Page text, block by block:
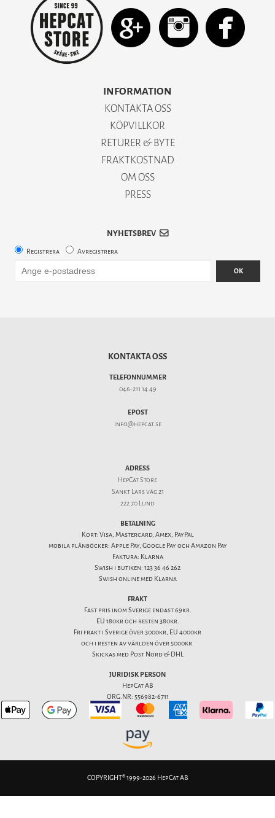
INFORMATION
KONTAKTA OSS
KÖPVILLKOR
RETURER & BYTE
FRAKTKOSTNAD
OM OSS
PRESS
NYHETSBREV
Registrera Avregistrera
OK
KONTAKTA OSS
TELEFONNUMMER
046-211 14 49
EPOST
info@hepcat.se
ADRESS
HepCat Store
Sankt Lars väg 21
222 70 Lund
BETALNING
Kort: Visa, Mastercard, Amex, PayPal
mobila plånböcker: Apple Pay, Google Pay och Amazon Pay
Faktura: Klarna
Swish i butiken: 123 36 46 262
Swish online med Klarna
FRAKT
Fast pris inom Sverige endast 69kr.
EU 180kr och resten 380kr.
Fri frakt i Sverige över 3000kr, EU 4000kr
och i resten av världen över 5000kr.
Skickas med Post Nord & DHL
JURIDISK PERSON
HepCat AB
ORG.NR: 556982-6711
COPYRIGHT® 1999-2026 HepCat AB